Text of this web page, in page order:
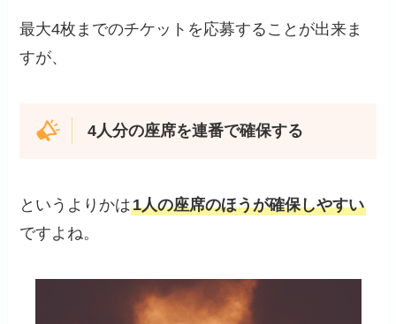
最大4枚までのチケットを応募することが出来ま
すが、
4人分の座席を連番で確保する
というよりかは1人の座席のほうが確保しやすい
ですよね。